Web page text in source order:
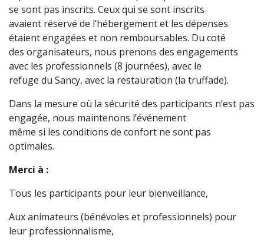
se sont pas inscrits. Ceux qui se sont inscrits
avaient réservé de l’hébergement et les dépenses
étaient engagées et non remboursables. Du coté
des organisateurs, nous prenons des engagements
avec les professionnels (8 journées), avec le
refuge du Sancy, avec la restauration (la truffade).
Dans la mesure où la sécurité des participants n’est pas
engagée, nous maintenons l’événement
même si les conditions de confort ne sont pas
optimales.
Merci à :
Tous les participants pour leur bienveillance,
Aux animateurs (bénévoles et professionnels) pour
leur professionnalisme,